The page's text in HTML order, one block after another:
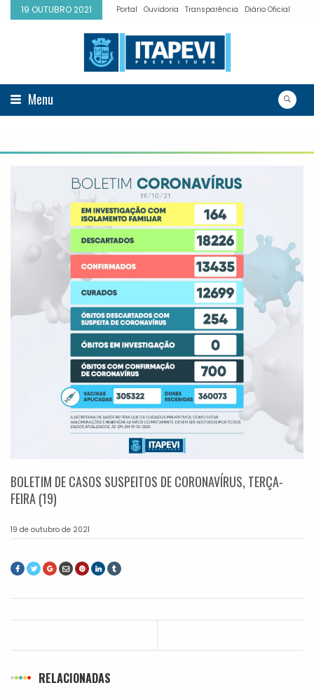
19 OUTUBRO 2021 Portal Ouvidoria Transparência Diário Oficial
Menu
BOLETIM DE CASOS SUSPEITOS DE CORONAVÍRUS, TERÇA-
FEIRA (19)
19 de outubro de 2021
RELACIONADAS